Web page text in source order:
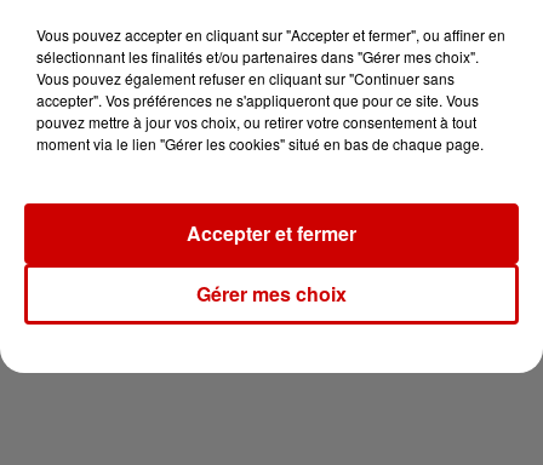
Le Duel - Gagnez votre balade
en jet ski !
Newsletter
Vous pouvez accepter en cliquant sur "Accepter et fermer", ou affiner en
sélectionnant les finalités et/ou partenaires dans "Gérer mes choix".
Vous pouvez également refuser en cliquant sur "Continuer sans
accepter". Vos préférences ne s'appliqueront que pour ce site. Vous
pouvez mettre à jour vos choix, ou retirer votre consentement à tout
moment via le lien "Gérer les cookies" situé en bas de chaque page.
Gérer mes choix
Accepter et fermer